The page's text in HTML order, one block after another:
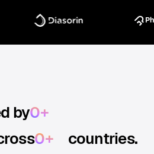
by0+
0+ countries.